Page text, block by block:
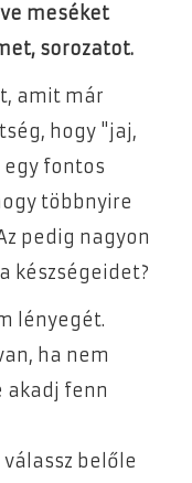
meséket
sorozatot.
amit már
hogy "jaj,
egy fontos
többnyire
pedig nagyon
készségeidet?
lényegét.
ha nem
akadj fenn
belőle